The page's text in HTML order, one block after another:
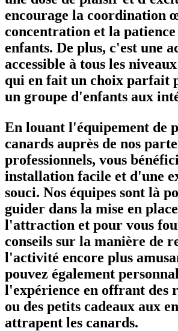
encourage la coordination
concentration et la patience
enfants. De plus, c'est une
accessible à tous les
qui en fait un choix parfait
un groupe d'enfants aux
En louant l'équipement de
canards auprès de nos
professionnels, vous
installation facile et d'une
souci. Nos équipes sont là
guider dans la mise en
l'attraction et pour vous
conseils sur la manière de
l'activité encore plus
pouvez également
l'expérience en offrant des
ou des petits cadeaux aux
attrapent les canards.